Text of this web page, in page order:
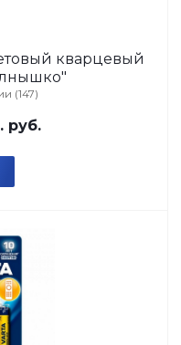
кварцевый
(147)
руб.